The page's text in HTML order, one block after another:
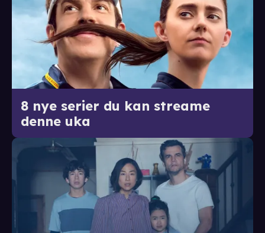
8 nye serier du kan streame
denne uka